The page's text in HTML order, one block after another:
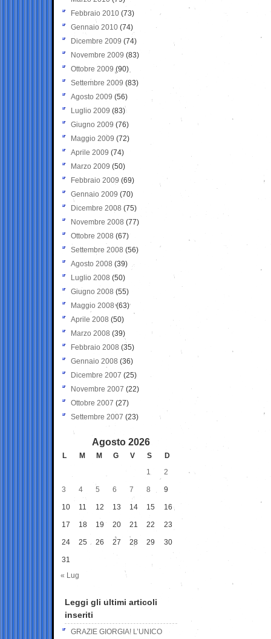
Febbraio 2010 (73)
Gennaio 2010 (74)
Dicembre 2009 (74)
Novembre 2009 (83)
Ottobre 2009 (90)
Settembre 2009 (83)
Agosto 2009 (56)
Luglio 2009 (83)
Giugno 2009 (76)
Maggio 2009 (72)
Aprile 2009 (74)
Marzo 2009 (50)
Febbraio 2009 (69)
Gennaio 2009 (70)
Dicembre 2008 (75)
Novembre 2008 (77)
Ottobre 2008 (67)
Settembre 2008 (56)
Agosto 2008 (39)
Luglio 2008 (50)
Giugno 2008 (55)
Maggio 2008(63)
Aprile 2008 (50)
Marzo 2008 (39)
Febbraio 2008 (35)
Gennaio 2008 (36)
Dicembre 2007 (25)
Novembre 2007 (22)
Ottobre 2007 (27)
Settembre 2007 (23)
Agosto 2026
L M M G V S
D
1
2
3 4 5 6 7 8 9
10 11 12 13 14 15 16
17 18 19 20 21 22 23
24 25 26 27 28 29 30
31
« Lug
Leggi gli ultimi articoli
inseriti
GRAZIE GIORGIA! L’UNICO